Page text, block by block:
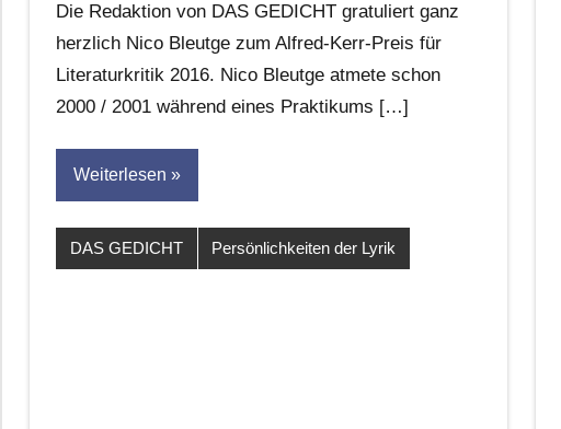
Leitner
Die Redaktion von DAS GEDICHT gratuliert ganz
herzlich Nico Bleutge zum Alfred-Kerr-Preis für
Literaturkritik 2016. Nico Bleutge atmete schon
2000 / 2001 während eines Praktikums […]
Weiterlesen
DAS GEDICHT Persönlichkeiten der Lyrik